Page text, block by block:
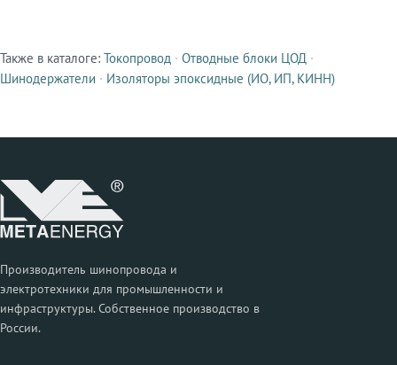
Смежные продукты
Также в каталоге: Токопровод · Отводные блоки ЦОД ·
Шинодержатели · Изоляторы эпоксидные (ИО, ИП, КИНН)
Производитель шинопровода и
электротехники для промышленности и
инфраструктуры. Собственное производство в
России.